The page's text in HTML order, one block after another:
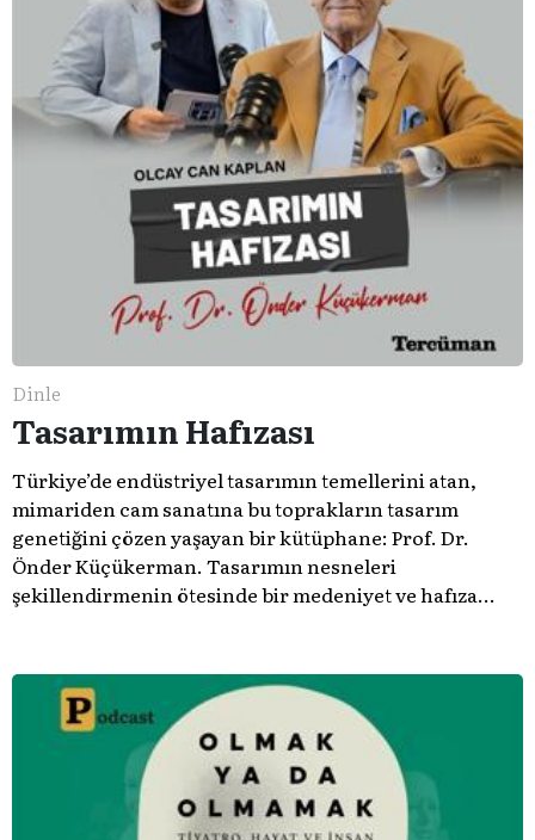
Dinle
Tasarımın Hafızası
Türkiye’de endüstriyel tasarımın temellerini atan,
mimariden cam sanatına bu toprakların tasarım
genetiğini çözen yaşayan bir kütüphane: Prof. Dr.
Önder Küçükerman. ​Tasarımın nesneleri
şekillendirmenin ötesinde bir medeniyet ve hafıza